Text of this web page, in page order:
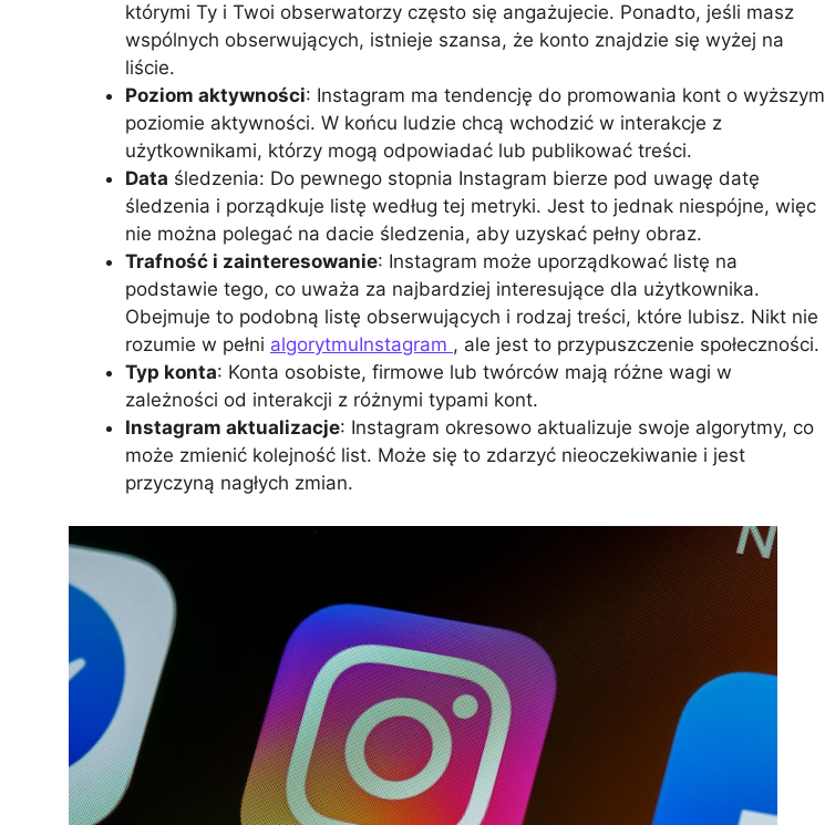
którymi Ty i Twoi obserwatorzy często się angażujecie. Ponadto, jeśli masz
wspólnych obserwujących, istnieje szansa, że konto znajdzie się wyżej na
liście.
Poziom aktywności: Instagram ma tendencję do promowania kont o wyższym
poziomie aktywności. W końcu ludzie chcą wchodzić w interakcje z
użytkownikami, którzy mogą odpowiadać lub publikować treści.
Data śledzenia: Do pewnego stopnia Instagram bierze pod uwagę datę
śledzenia i porządkuje listę według tej metryki. Jest to jednak niespójne, więc
nie można polegać na dacie śledzenia, aby uzyskać pełny obraz.
Trafność i zainteresowanie: Instagram może uporządkować listę na
podstawie tego, co uważa za najbardziej interesujące dla użytkownika.
Obejmuje to podobną listę obserwujących i rodzaj treści, które lubisz. Nikt nie
rozumie w pełni algorytmuInstagram , ale jest to przypuszczenie społeczności.
Typ konta: Konta osobiste, firmowe lub twórców mają różne wagi w
zależności od interakcji z różnymi typami kont.
Instagram aktualizacje: Instagram okresowo aktualizuje swoje algorytmy, co
może zmienić kolejność list. Może się to zdarzyć nieoczekiwanie i jest
przyczyną nagłych zmian.